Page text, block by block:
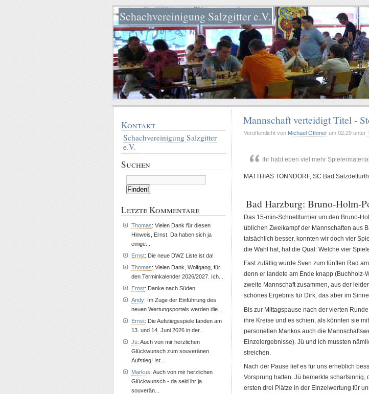
Schachvereinigung Salzgitter e.V.
Mannschaft verteidigt Titel -
Veröffentlicht von Michael Othmer um 02:29 unter
Ihr habt eben viel mehr
MATTHIAS TONNDORF, SC Bad Salzdetfurth
Bad Harzburg: Bruno-Holm-
Das 15-min-Schnellturnier um den Bruno-
üblichen Zweikampf der Mannschaften aus
tatsächlich besser, konnten wir doch vier
die Wahl hat, hat die Qual: Welche vier
Fast zufällig wurde Sven zum fünften Rad
denn er landete am Ende knapp (Buchholz-
zweite Mannschaft zusammen, aus der
schönes Ergebnis für Dirk, das aber im
Bis zur Mittagspause nach der vierten
ihre Kreise und es schien, als könnten sie
personellen Mankos auch die
Einzelergebnisse). Jü und ich mussten
streichen.
Nach der Pause lief es für uns erheblich
Vorsprung hatten. Jü bemerkte
ersten drei Plätze in der Einzelwertung für
Kontakt
Schachvereinigung Salzgitter
e.V.
Suchen
Letzte Kommentare
Thomas: Vielen Dank für diesen
Hinweis, Ernst. Da haben sich ja
einige...
Ernst: Die neue DWZ Liste ist da!
Thomas: Vielen Dank, Wolfgang, für
den Terminkalender 2026/2027. Ich...
Ernst: Danke nach Süden
Andy: Im Zuge der Einführung des
neuen Wertungsportals werden die...
Ernst: Die Aufstiegsspiele fanden am
13. und 14. Juni 2026 in der...
Jü: Auch von mir herzlichen
Glückwunsch zum souveränen
Aufstieg! Ist...
Markus: Auch von mir herzlichen
Glückwunsch - da seid ihr ja
souverän...